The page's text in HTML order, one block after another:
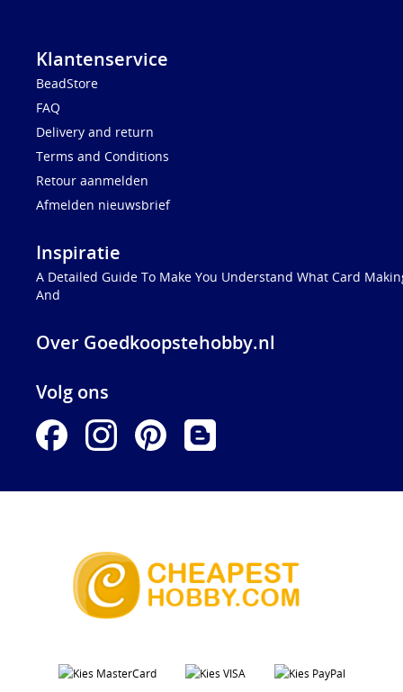
Klantenservice
BeadStore
FAQ
Delivery and return
Terms and Conditions
Retour aanmelden
Afmelden nieuwsbrief
Inspiratie
A Detailed Guide To Make You Understand What Card
And
Over Goedkoopstehobby.nl
Volg ons